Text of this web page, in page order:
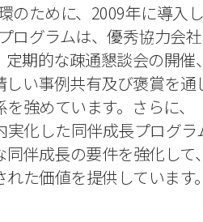
のために、2009年に導入
ログラムは、優秀協力会
期的な疎通懇談会の開催
しい事例共有及び褒賞を通
強めています。さらに、
化した同伴成長プログラ
伴成長の要件を強化して
た価値を提供しています